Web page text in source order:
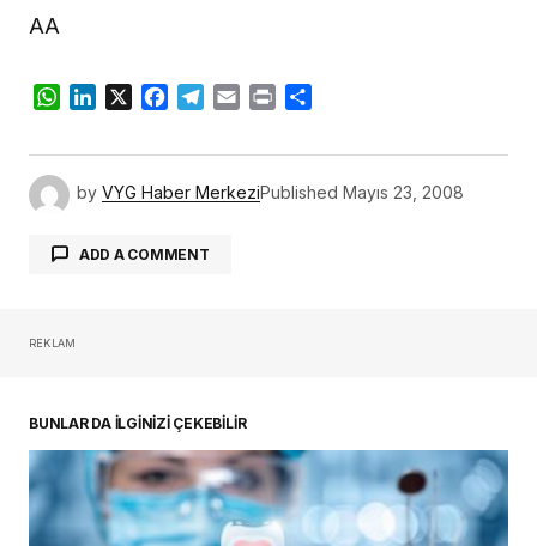
AA
WhatsApp
LinkedIn
X Facebook
Telegram
Email Print
by VYG Haber MerkeziPublished Mayıs 23, 2008
ADD A COMMENT
REKLAM
BUNLAR DA İLGİNİZİ ÇEKEBİLİR